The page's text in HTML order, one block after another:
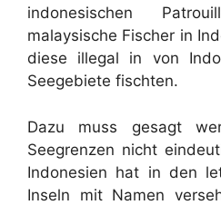
indonesischen
malaysische Fischer in
diese illegal in von
Seegebiete fischten.
Dazu muss gesagt
Seegrenzen nicht
Indonesien hat in den
Inseln mit Namen